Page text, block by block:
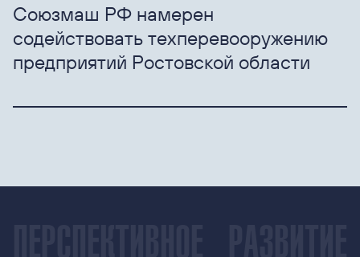
Союзмаш РФ намерен
содействовать техперевооружению
предприятий Ростовской области